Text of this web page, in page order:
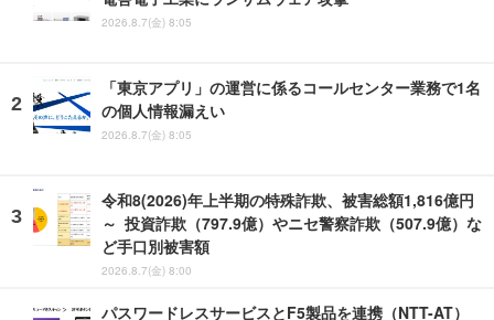
2026.8.7(金) 8:05
「東京アプリ」の運営に係るコールセンター業務で1名
の個人情報漏えい
2026.8.7(金) 8:05
令和8(2026)年上半期の特殊詐欺、被害総額1,816億円
～ 投資詐欺（797.9億）やニセ警察詐欺（507.9億）な
ど手口別被害額
2026.8.7(金) 8:00
パスワードレスサービスとF5製品を連携（NTT-AT）